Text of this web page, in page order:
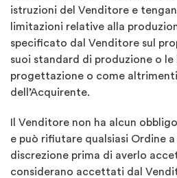
istruzioni del Venditore e
limitazioni relative alla
specificato dal Venditore sul
suoi standard di produzione o le
progettazione o come altrimenti
dell’Acquirente.
Il Venditore non ha alcun
e può rifiutare qualsiasi Ordine a
discrezione prima di averlo
considerano accettati dal